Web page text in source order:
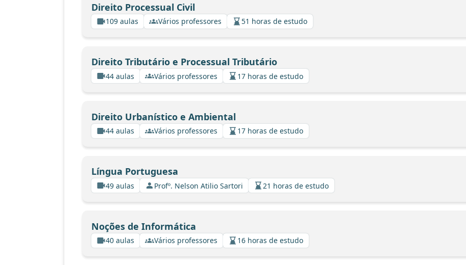
Direito Processual Civil
109 aulas Vários professores 51 horas de estudo
Direito Tributário e Processual Tributário
44 aulas Vários professores 17 horas de estudo
Direito Urbanístico e Ambiental
44 aulas Vários professores 17 horas de estudo
Língua Portuguesa
49 aulas Profº. Nelson Atilio Sartori 21 horas de estudo
Noções de Informática
40 aulas Vários professores 16 horas de estudo